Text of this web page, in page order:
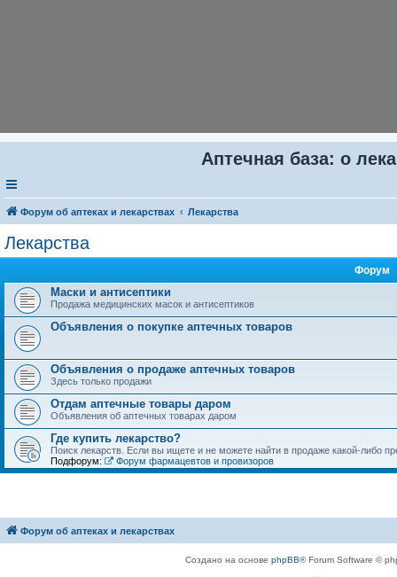
Аптечная база: о
Форум об аптеках и лекарствах Лекарства
Лекарства
Форум
Маски и антисептики
Продажа медицинских масок и антисептиков
Объявления о покупке аптечных товаров
Объявления о продаже аптечных товаров
Здесь только продажи
Отдам аптечные товары даром
Объявления об аптечных товарах даром
Где купить лекарство?
Поиск лекарств. Если вы ищете и не можете найти в продаже какой-либо
Подфорум:
Форум фармацевтов и провизоров
Форум об аптеках и лекарствах
Создано на основе phpBB® Forum Software ©